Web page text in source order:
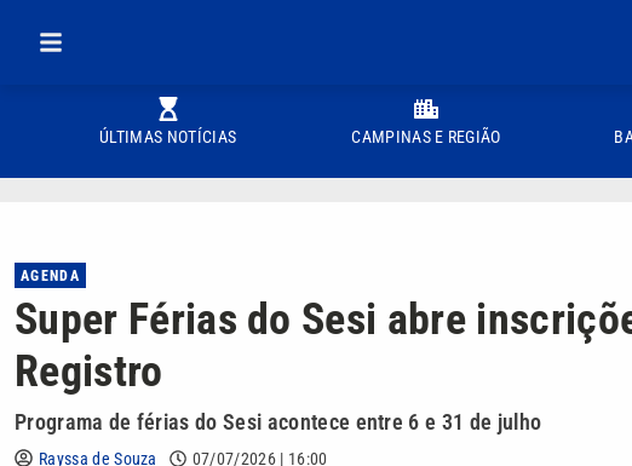
ÚLTIMAS NOTÍCIAS CAMPINAS E REGIÃO
AGENDA
Super Férias do Sesi abre
Registro
Programa de férias do Sesi acontece entre 6 e 31 de julho
Rayssa de Souza 07/07/2026 | 16:00